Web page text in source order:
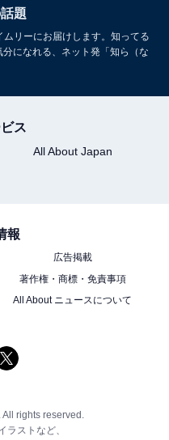
題
リーにお届けします。知ってる
になれる、ネット発「知ら（な
ス
All About Japan
報
広告掲載
著作権・商標・免責事項
All About ニュースについて
rights reserved.
ラストなど、